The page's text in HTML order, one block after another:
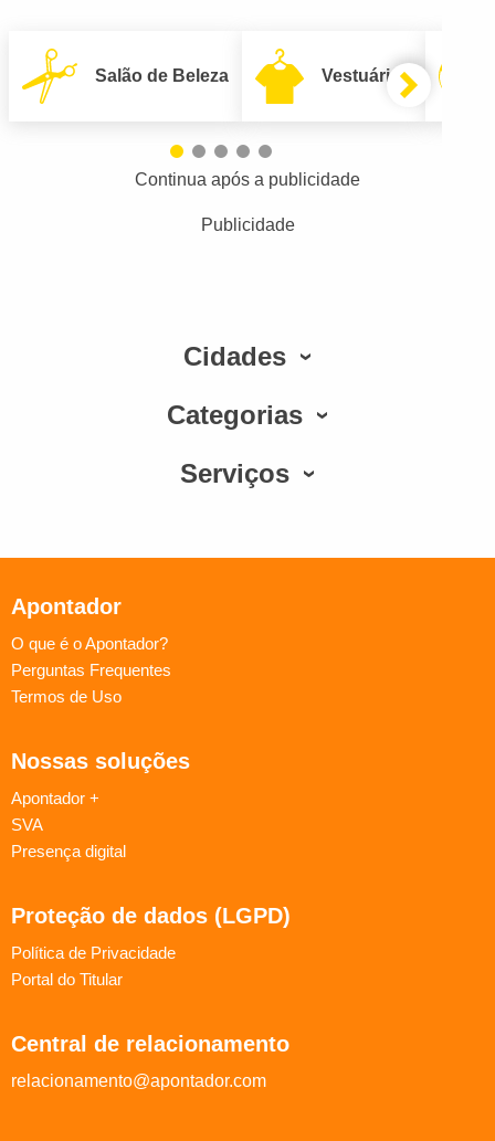
Salão de Beleza Vestuário
Continua após a publicidade
Publicidade
Cidades
Categorias
Serviços
Apontador
O que é o Apontador?
Perguntas Frequentes
Termos de Uso
Nossas soluções
Apontador +
SVA
Presença digital
Proteção de dados (LGPD)
Política de Privacidade
Portal do Titular
Central de relacionamento
relacionamento@apontador.com